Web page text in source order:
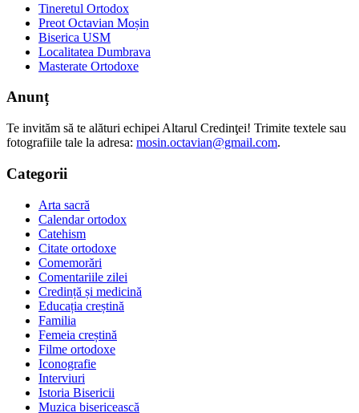
Tineretul Ortodox
Preot Octavian Moșin
Biserica USM
Localitatea Dumbrava
Masterate Ortodoxe
Anunț
Te invităm să te alături echipei Altarul Credinţei! Trimite textele sau
fotografiile tale la adresa: mosin.octavian@gmail.com.
Categorii
Arta sacră
Calendar ortodox
Catehism
Citate ortodoxe
Comemorări
Comentariile zilei
Credință și medicină
Educația creștină
Familia
Femeia creștină
Filme ortodoxe
Iconografie
Interviuri
Istoria Bisericii
Muzica bisericească